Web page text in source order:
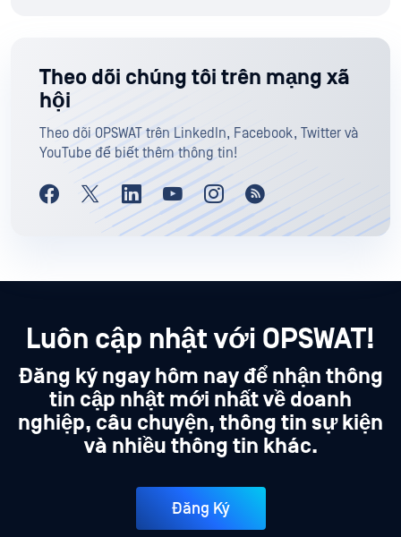
Theo dõi chúng tôi trên mạng xã
hội
Theo dõi OPSWAT trên LinkedIn, Facebook, Twitter và
YouTube để biết thêm thông tin!
Luôn cập nhật với OPSWAT!
Đăng ký ngay hôm nay để nhận thông
tin cập nhật mới nhất về doanh
nghiệp, câu chuyện, thông tin sự kiện
và nhiều thông tin khác.
Đăng Ký